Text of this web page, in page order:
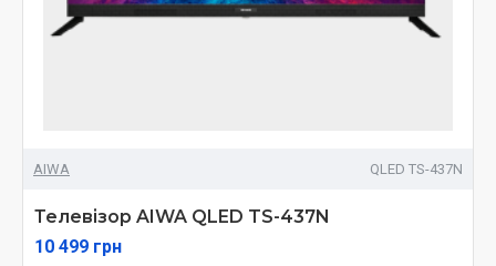
AIWA QLED TS-437N
Телевізор AIWA QLED TS-437N
10 499 грн